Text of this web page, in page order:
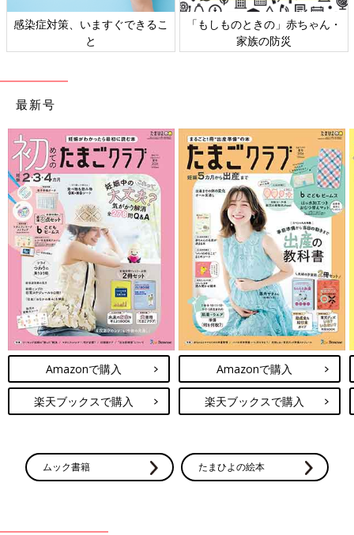
それぞれのお子さんの便秘にあったお医者さんが見つかるといい
ですよね。病院によってやり方は違うので、事前に電話で確認す
るといいかもしれません(*^^*)
都内在住のワーママ。
2015年3月産まれの娘と夫の3人家族。
子育ての記録をブログやインスタグラムで公開中
ブログ：ひよこエッグつうしん
インスタグラム：
@hiyokoegg11
前の話
私って変？！娘と同
じ痛みを味わいたい
母【子育てなめてま
した日記#15】
次の話
周りはみんな敵？！保
活の本気を見た日【子
育てなめてました日記
#17】
策、いますぐできるこ
「もしものときの」赤ちゃん・
家族の防災
日本外
最新号
Amazonで購入
楽天ブックスで購入
Amazonで購入
楽天ブックスで購入
ムック書籍 たまひよの絵本